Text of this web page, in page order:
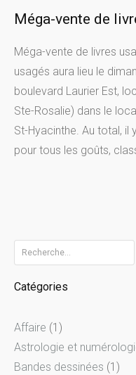
Méga-vente de
Méga-vente de livres
usagés aura lieu le
boulevard Laurier Est,
Ste-Rosalie) dans le
St-Hyacinthe. Au total, il
pour tous les goûts,
e
c
e
r
c
Catégories
Affaire (1)
Astrologie et
Bandes dessinées (1)